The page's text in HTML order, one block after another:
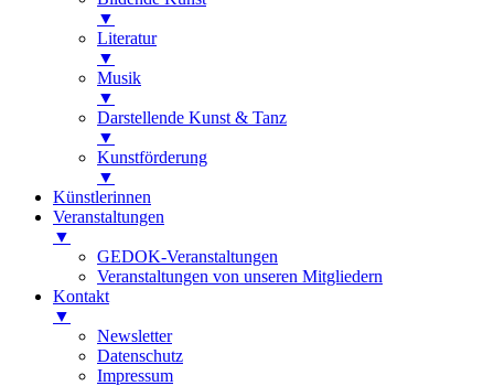
▼
Literatur
▼
Musik
▼
Darstellende Kunst & Tanz
▼
Kunstförderung
▼
Künstlerinnen
Veranstaltungen
▼
GEDOK-Veranstaltungen
Veranstaltungen von unseren Mitgliedern
Kontakt
▼
Newsletter
Datenschutz
Impressum